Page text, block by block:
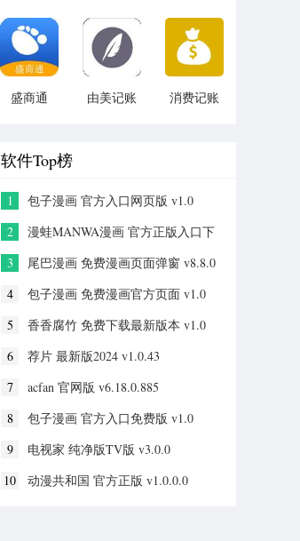
盛商通
由美记账
消费记账
软件Top榜
1
包子漫画 官方入口网页版 v1.0
2
漫蛙MANWA漫画 官方正版入口下
3
尾巴漫画 免费漫画页面弹窗 v8.8.0
4
包子漫画 免费漫画官方页面 v1.0
5
香香腐竹 免费下载最新版本 v1.0
6
荐片 最新版2024 v1.0.43
7
acfan 官网版 v6.18.0.885
8
包子漫画 官方入口免费版 v1.0
9
电视家 纯净版TV版 v3.0.0
10
动漫共和国 官方正版 v1.0.0.0